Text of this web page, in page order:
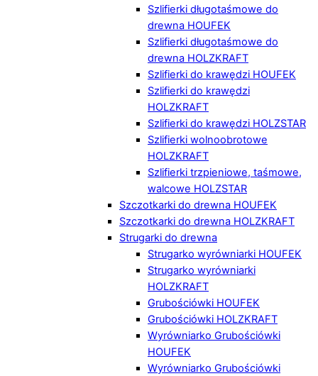
Szlifierki długotaśmowe do
drewna HOUFEK
Szlifierki długotaśmowe do
drewna HOLZKRAFT
Szlifierki do krawędzi HOUFEK
Szlifierki do krawędzi
HOLZKRAFT
Szlifierki do krawędzi HOLZSTAR
Szlifierki wolnoobrotowe
HOLZKRAFT
Szlifierki trzpieniowe, taśmowe,
walcowe HOLZSTAR
Szczotkarki do drewna HOUFEK
Szczotkarki do drewna HOLZKRAFT
Strugarki do drewna
Strugarko wyrówniarki HOUFEK
Strugarko wyrówniarki
HOLZKRAFT
Grubościówki HOUFEK
Grubościówki HOLZKRAFT
Wyrówniarko Grubościówki
HOUFEK
Wyrówniarko Grubościówki